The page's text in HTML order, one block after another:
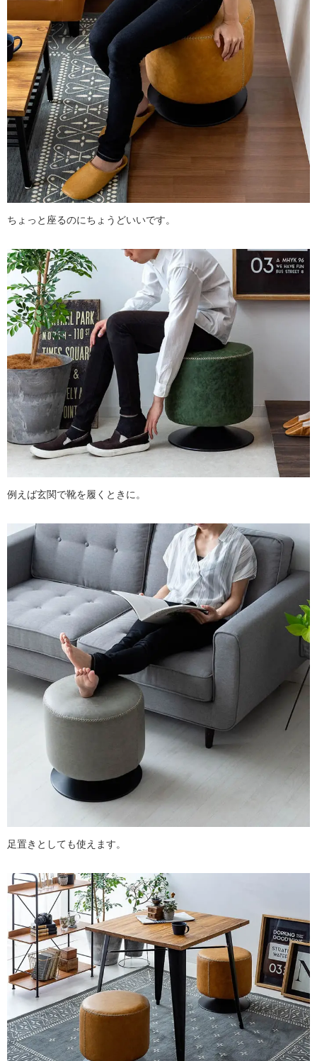
ちょっと座るのにちょうどいいです。
例えば玄関で靴を履くときに。
足置きとしても使えます。